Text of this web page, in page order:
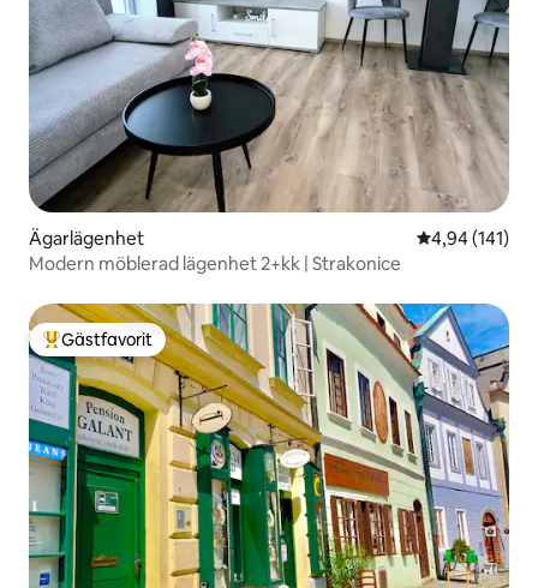
Ägarlägenhet 4,94 av 5 i
4,94 (141)
Modern möblerad lägenhet 2+kk | Strakonice
Populär gästfavorit
Gästfavorit